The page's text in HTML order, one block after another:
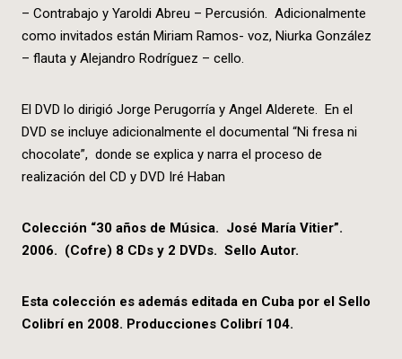
– Contrabajo y Yaroldi Abreu – Percusión. Adicionalmente
como invitados están Miriam Ramos- voz, Niurka González
– flauta y Alejandro Rodríguez – cello.
El DVD lo dirigió Jorge Perugorría y Angel Alderete. En el
DVD se incluye adicionalmente el documental “Ni fresa ni
chocolate”, donde se explica y narra el proceso de
realización del CD y DVD Iré Haban
Colección “30 años de Música. José María Vitier”.
2006. (Cofre) 8 CDs y 2 DVDs. Sello Autor.
Esta colección es además editada en Cuba por el Sello
Colibrí en 2008. Producciones Colibrí 104.